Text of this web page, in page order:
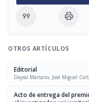
format_quote print
OTROS ARTÍCULOS
Editorial
Dayssi Marcano, José Miguel
Acto de entrega del